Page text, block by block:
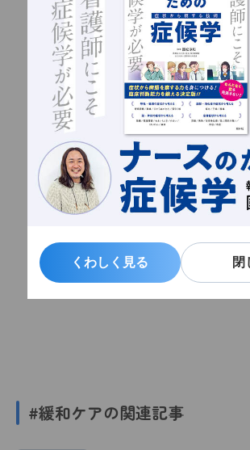
くわしく見る 閉
くわしく見る 閉
#緩和ケアの関連記事